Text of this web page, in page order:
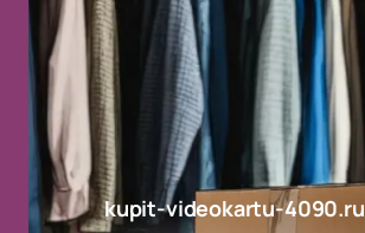
kupit-videokartu-4090.ru